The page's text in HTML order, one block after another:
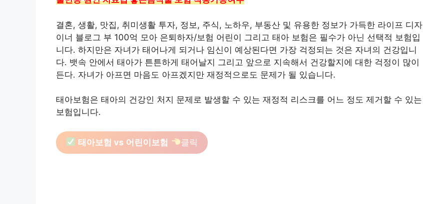
결혼, 생활, 맛집, 취미생활 투자, 정보, 주식, 노하우, 부동산 및 유용한 정보가 가득한 라이프 디자
이너 블로그 부 100억 모아 은퇴하자/보험 어린이 그리고 태아 보험은 필수가 아닌 선택적 보험입
니다. 하지만은 자녀가 태어나게 되거나 임신이 예상된다면 가장 걱정되는 것은 자녀의 건강입니
다. 뱃속 안에서 태아가 튼튼하게 태어날지 그리고 앞으로 지속해서 건강할지에 대한 걱정이 많이
든다. 자녀가 아프면 마음도 아프겠지만 재정적으로도 문제가 될 있습니다.
태아보험은 태아의 건강인 처지 문제로 발생할 수 있는 재정적 리스크를 어느 정도 제거할 수 있는
보험입니다.
태아보험 vs 어린이보험 클릭